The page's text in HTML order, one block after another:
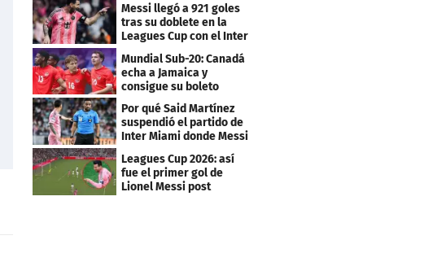
Messi llegó a 921 goles
tras su doblete en la
Leagues Cup con el Inter
Miami
Mundial Sub-20: Canadá
echa a Jamaica y
consigue su boleto
Por qué Said Martínez
suspendió el partido de
Inter Miami donde Messi
Leagues Cup 2026: así
fue el primer gol de
Lionel Messi post